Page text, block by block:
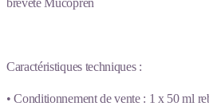
breveté Mucopren
Caractéristiques techniques :
• Conditionnement de vente : 1 x 50 ml